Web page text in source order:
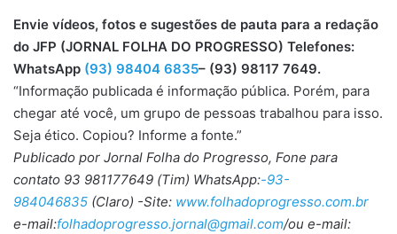
Envie vídeos, fotos e sugestões de pauta para a redação
do JFP (JORNAL FOLHA DO PROGRESSO) Telefones:
WhatsApp (93) 98404 6835– (93) 98117 7649.
“Informação publicada é informação pública. Porém, para
chegar até você, um grupo de pessoas trabalhou para isso.
Seja ético. Copiou? Informe a fonte.”
Publicado por Jornal Folha do Progresso, Fone para
contato 93 981177649 (Tim) WhatsApp:-93-
984046835 (Claro) -Site: www.folhadoprogresso.com.br
e-mail:folhadoprogresso.jornal@gmail.com/ou e-mail: